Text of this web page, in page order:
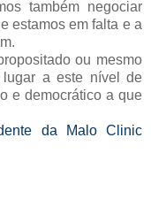
também negociar
estamos em falta e a
ou mesmo
lugar a este nível de
e democrático a que
da Malo Clinic